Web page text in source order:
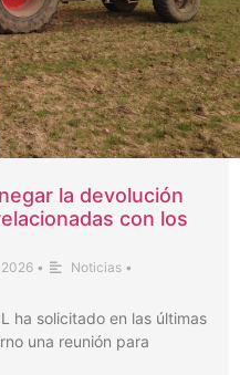
la devolución
con los
• Noticias •
ha solicitado en las últimas
una reunión para